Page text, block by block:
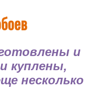
и
куплены,
несколько